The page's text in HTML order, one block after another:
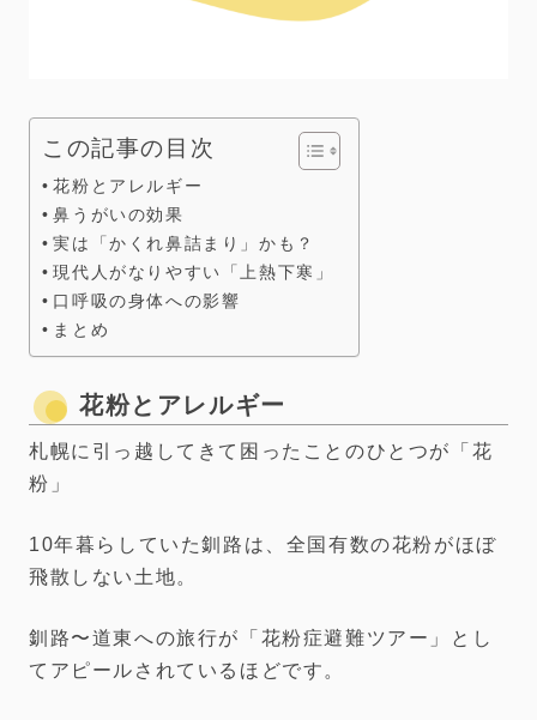
この記事の目次
花粉とアレルギー
鼻うがいの効果
実は「かくれ鼻詰まり」かも？
現代人がなりやすい「上熱下寒」
口呼吸の身体への影響
まとめ
花粉とアレルギー
札幌に引っ越してきて困ったことのひとつが「花
粉」
10年暮らしていた釧路は、全国有数の花粉がほぼ
飛散しない土地。
釧路〜道東への旅行が「花粉症避難ツアー」とし
てアピールされているほどです。